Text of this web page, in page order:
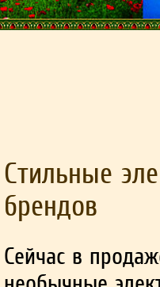
Стильные
брендов
Сейчас в